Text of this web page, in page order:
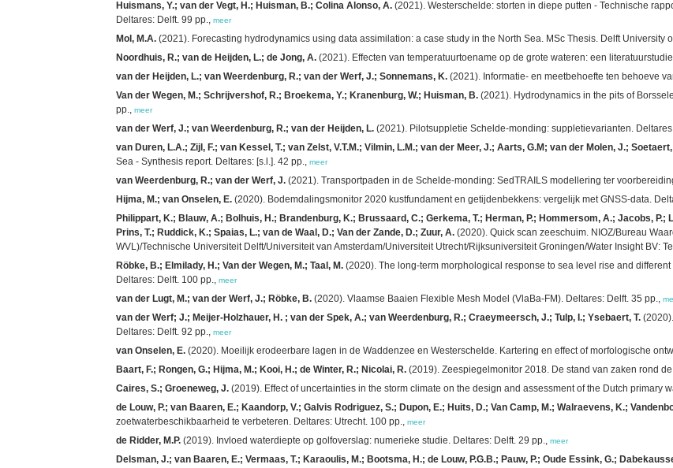
Huismans, Y.; van der Vegt, H.; Huisman, B.; Colina Alonso, A. (2021). Westerschelde: storten in diepe putten - Technische
Deltares: Delft. 99 pp., meer
Mol, M.A. (2021). Forecasting hydrodynamics using data assimilation: a case study in the North Sea. MSc Thesis. Delft University
Noordhuis, R.; van de Heijden, L.; de Jong, A. (2021). Effecten van temperatuurtoename op de grote wateren: een
van der Heijden, L.; van Weerdenburg, R.; van der Werf, J.; Sonnemans, K. (2021). Informatie- en meetbehoefte ten behoeve
Van der Wegen, M.; Schrijvershof, R.; Broekema, Y.; Kranenburg, W.; Huisman, B. (2021). Hydrodynamics in the pits of
pp., meer
van der Werf, J.; van Weerdenburg, R.; van der Heijden, L. (2021). Pilotsuppletie Schelde-monding: suppletievarianten.
van Duren, L.A.; Zijl, F.; van Kessel, T.; van Zelst, V.T.M.; Vilmin, L.M.; van der Meer, J.; Aarts, G.M; van der Molen, J.;
Sea - Synthesis report. Deltares: [s.l.]. 42 pp., meer
van Weerdenburg, R.; van der Werf, J. (2021). Transportpaden in de Schelde-monding: SedTRAILS modellering ter
Hijma, M.; van Onselen, E. (2020). Bodemdalingsmonitor 2020 kustfundament en getijdenbekkens: vergelijk met GNSS-data.
Philippart, K.; Blauw, A.; Bolhuis, H.; Brandenburg, K.; Brussaard, C.; Gerkema, T.; Herman, P.; Hommersom, A.; Jacobs,
Prins, T.; Ruddick, K.; Spaias, L.; van de Waal, D.; Van der Zande, D.; Zuur, A. (2020). Quick scan zeeschuim. NIOZ/Bureau
WVL)/Technische Universiteit Delft/Universiteit van Amsterdam/Universiteit Utrecht/Rijksuniversiteit Groningen/Water Insight BV:
Röbke, B.; Elmilady, H.; Van der Wegen, M.; Taal, M. (2020). The long-term morphological response to sea level rise and
Deltares: Delft. 100 pp., meer
van der Lugt, M.; van der Werf, J.; Röbke, B. (2020). Vlaamse Baaien Flexible Mesh Model (VlaBa-FM). Deltares: Delft. 35 pp.,
van der Werf; J.; Meijer-Holzhauer, H. ; van der Spek, A.; van Weerdenburg, R.; Craeymeersch, J.; Tulp, I.; Ysebaert, T.
Deltares: Delft. 92 pp., meer
van Onselen, E. (2020). Moeilijk erodeerbare lagen in de Waddenzee en Westerschelde. Kartering en effect of morfologische
Baart, F.; Rongen, G.; Hijma, M.; Kooi, H.; de Winter, R.; Nicolai, R. (2019). Zeespiegelmonitor 2018. De stand van zaken rond
Caires, S.; Groeneweg, J. (2019). Effect of uncertainties in the storm climate on the design and assessment of the Dutch primary
de Louw, P.; van Baaren, E.; Kaandorp, V.; Galvis Rodriguez, S.; Dupon, E.; Huits, D.; Van Camp, M.; Walraevens, K.;
zoetwaterbeschikbaarheid te verbeteren. Deltares: Utrecht. 100 pp., meer
de Ridder, M.P. (2019). Invloed waterdiepte op golfoverslag: numerieke studie. Deltares: Delft. 29 pp., meer
Delsman, J.; van Baaren, E.; Vermaas, T.; Karaoulis, M.; Bootsma, H.; de Louw, P.G.B.; Pauw, P.; Oude Essink, G.;